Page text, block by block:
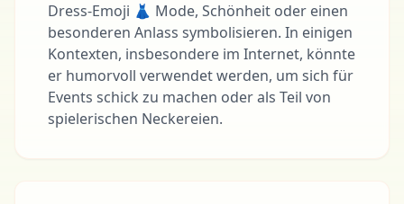
Dress-Emoji 👗 Mode, Schönheit oder einen
besonderen Anlass symbolisieren. In einigen
Kontexten, insbesondere im Internet, könnte
er humorvoll verwendet werden, um sich für
Events schick zu machen oder als Teil von
spielerischen Neckereien.